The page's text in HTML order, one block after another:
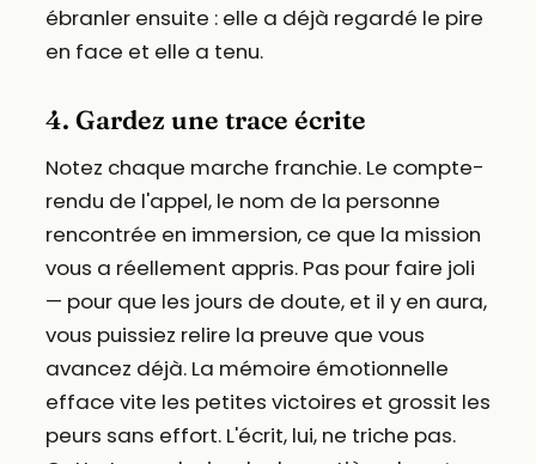
ébranler ensuite : elle a déjà regardé le pire
en face et elle a tenu.
4. Gardez une trace écrite
Notez chaque marche franchie. Le compte-
rendu de l'appel, le nom de la personne
rencontrée en immersion, ce que la mission
vous a réellement appris. Pas pour faire joli
— pour que les jours de doute, et il y en aura,
vous puissiez relire la preuve que vous
avancez déjà. La mémoire émotionnelle
efface vite les petites victoires et grossit les
peurs sans effort. L'écrit, lui, ne triche pas.